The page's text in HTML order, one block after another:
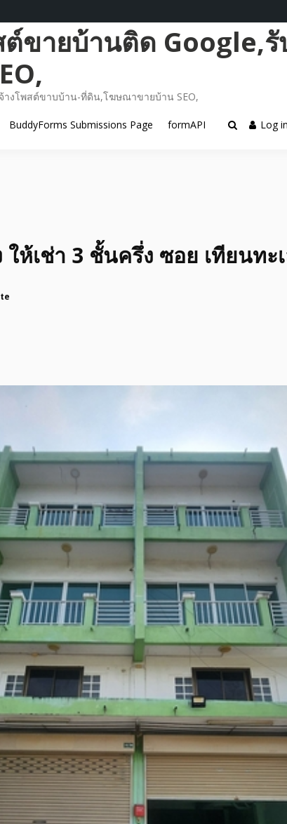
ขายบ้านติด Google,
งโพสต์ขาบบ้าน-ที่ดิน,โฆษณาขายบ้าน SEO,
BuddyForms Submissions Page formAPI Log in
ห้เช่า 3 ชั้นครึ่ง ซอย เทียนทะ